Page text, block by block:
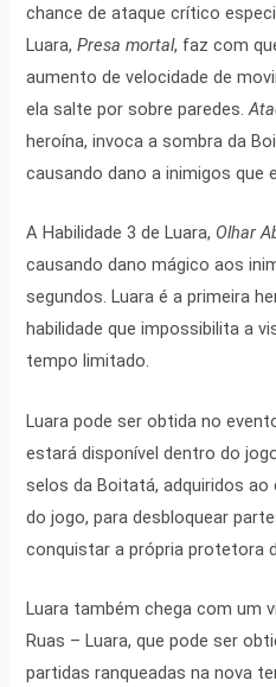
chance de ataque crítico
Luara,Presa mortal, faz com
aumento de velocidade de
ela salte por sobre paredes.
heroína, invoca a sombra da
causando dano a inimigos que
A Habilidade 3 de Luara, Olhar
causando dano mágico aos
segundos. Luara é a primeira
habilidade que impossibilita a
tempo limitado.
Luara pode ser obtida no
estará disponível dentro do
selos da Boitatá, adquiridos
do jogo, para desbloquear
conquistar a própria protetora
Luara também chega com um
Ruas – Luara, que pode ser
partidas ranqueadas na nova